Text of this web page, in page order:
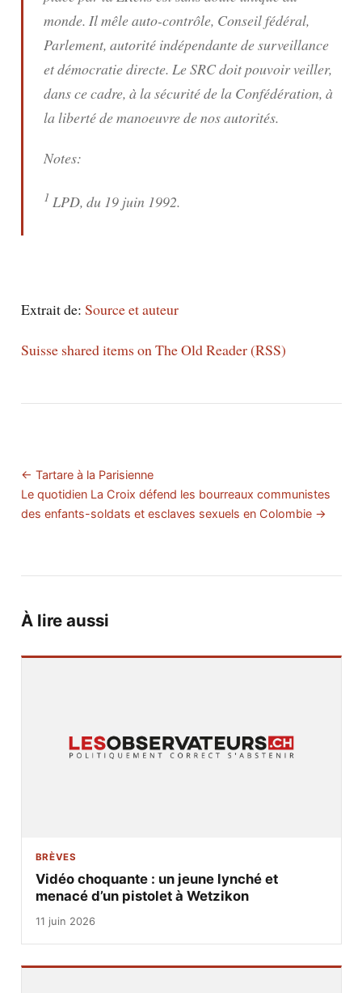
monde. Il mêle auto-contrôle, Conseil fédéral,
Parlement, autorité indépendante de surveillance
et démocratie directe. Le SRC doit pouvoir veiller,
dans ce cadre, à la sécurité de la Confédération, à
la liberté de manoeuvre de nos autorités.
Notes:
1 LPD, du 19 juin 1992.
Extrait de: Source et auteur
Suisse shared items on The Old Reader (RSS)
← Tartare à la Parisienne
Le quotidien La Croix défend les bourreaux communistes
des enfants-soldats et esclaves sexuels en Colombie →
À lire aussi
BRÈVES
Vidéo choquante : un jeune lynché et
menacé d’un pistolet à Wetzikon
11 juin 2026